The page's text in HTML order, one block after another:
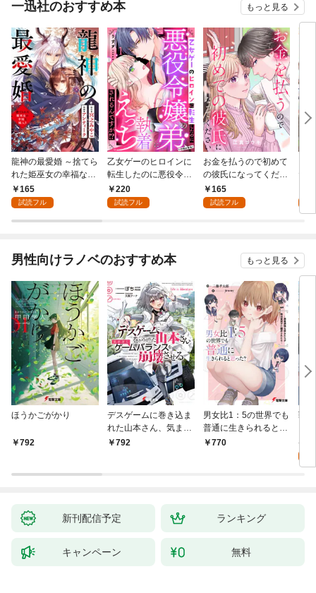
一迅社のおすすめ本 もっと見る
龍神の最愛婚 ～捨てら
れた姫巫女の幸福な嫁
入り～: 1
165
試読フル
乙女ゲーのヒロインに
転生したのに悪役令嬢
の弟（攻略対象外）に
執着えっちされるんで
220
試読フル
お金を払うので初めて
の彼氏になってくださ
い: 1
165
試読フル
た
男性向けラノベのおすすめ本 もっと見る
ほうかごがかり
792
デスゲームに巻き込ま
れた山本さん、気まま
にゲームバランスを崩
792
男女比1：5の世界でも
普通に生きられると思
った？ ～激重感情な
770
戦
活
特
新刊配信予定 ランキング
キャンペーン 無料